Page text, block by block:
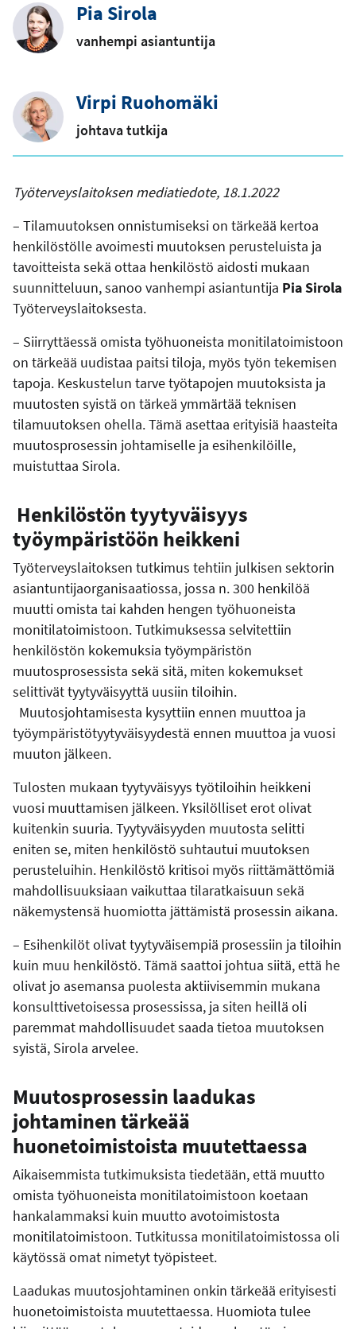
Pia Sirola
vanhempi asiantuntija
Virpi Ruohomäki
johtava tutkija
Työterveyslaitoksen mediatiedote, 18.1.2022
– Tilamuutoksen onnistumiseksi on tärkeää kertoa
henkilöstölle avoimesti muutoksen perusteluista ja
tavoitteista sekä ottaa henkilöstö aidosti mukaan
suunnitteluun, sanoo vanhempi asiantuntija Pia Sirola
Työterveyslaitoksesta.
– Siirryttäessä omista työhuoneista monitilatoimistoon
on tärkeää uudistaa paitsi tiloja, myös työn tekemisen
tapoja. Keskustelun tarve työtapojen muutoksista ja
muutosten syistä on tärkeä ymmärtää teknisen
tilamuutoksen ohella. Tämä asettaa erityisiä haasteita
muutosprosessin johtamiselle ja esihenkilöille,
muistuttaa Sirola.
Henkilöstön tyytyväisyys
työympäristöön heikkeni
Työterveyslaitoksen tutkimus tehtiin julkisen sektorin
asiantuntijaorganisaatiossa, jossa n. 300 henkilöä
muutti omista tai kahden hengen työhuoneista
monitilatoimistoon. Tutkimuksessa selvitettiin
henkilöstön kokemuksia työympäristön
muutosprosessista sekä sitä, miten kokemukset
selittivät tyytyväisyyttä uusiin tiloihin.
Muutosjohtamisesta kysyttiin ennen muuttoa ja
työympäristötyytyväisyydestä ennen muuttoa ja vuosi
muuton jälkeen.
Tulosten mukaan tyytyväisyys työtiloihin heikkeni
vuosi muuttamisen jälkeen. Yksilölliset erot olivat
kuitenkin suuria. Tyytyväisyyden muutosta selitti
eniten se, miten henkilöstö suhtautui muutoksen
perusteluihin. Henkilöstö kritisoi myös riittämättömiä
mahdollisuuksiaan vaikuttaa tilaratkaisuun sekä
näkemystensä huomiotta jättämistä prosessin aikana.
– Esihenkilöt olivat tyytyväisempiä prosessiin ja tiloihin
kuin muu henkilöstö. Tämä saattoi johtua siitä, että he
olivat jo asemansa puolesta aktiivisemmin mukana
konsulttivetoisessa prosessissa, ja siten heillä oli
paremmat mahdollisuudet saada tietoa muutoksen
syistä, Sirola arvelee.
Muutosprosessin laadukas
johtaminen tärkeää
huonetoimistoista muutettaessa
Aikaisemmista tutkimuksista tiedetään, että muutto
omista työhuoneista monitilatoimistoon koetaan
hankalammaksi kuin muutto avotoimistosta
monitilatoimistoon.Tutkitussa monitilatoimistossa oli
käytössä omat nimetyt työpisteet.
Laadukas muutosjohtaminen onkin tärkeää erityisesti
huonetoimistoista muutettaessa. Huomiota tulee